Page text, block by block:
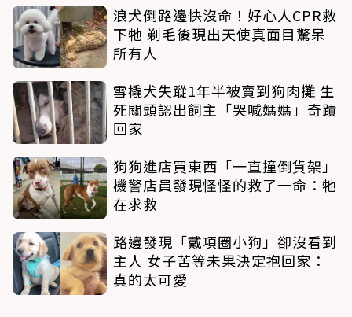
浪犬倒路邊快沒命！好心人CPR救
下牠 剃毛後現出天使真面目驚呆
所有人
雪橇犬失蹤1年半被賣到狗肉攤 生
死關頭認出飼主「哭喊媽媽」奇蹟
回家
狗狗進店買東西「一直撞倒貨架」
機警店員發現怪怪的救了一命：牠
在求救
路邊發現「戴項圈小狗」卻沒看到
主人 女子苦等未果決定抱回家：
真的太可愛